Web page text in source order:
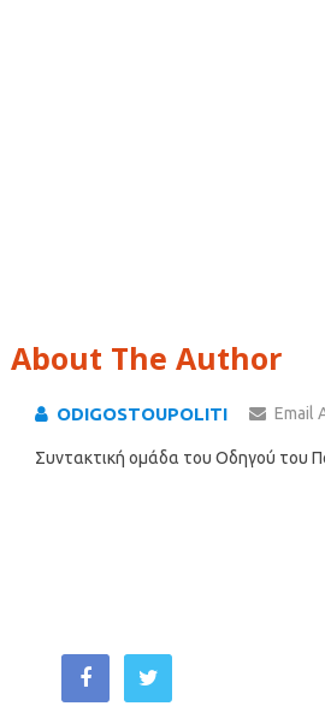
About The Author
ODIGOSTOUPOLITI Email
Συντακτική ομάδα του Οδηγού του